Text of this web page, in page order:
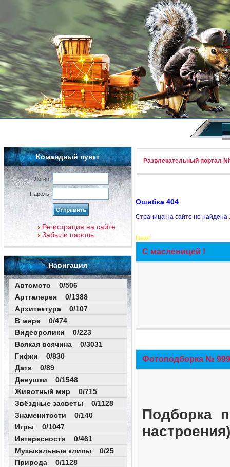
Командный пункт
Логин:
Пароль:
Регистрация на сайте
Забыли пароль
Навигация
Автомото 0/506
Артгалерея 0/1388
Архитектура 0/107
В мире 0/474
Видеоролики 0/223
Всякая всячина 0/3031
Гифки 0/830
Дата 0/89
Девушки 0/1548
Животный мир 0/715
Звёздные засветы 0/1128
Знаменитости 0/140
Игры 0/1047
Интересности 0/461
Музыкальные клипы 0/25
Природа 0/1128
Развлекательный портал
Ошибка 404
Страница на сайте не
New!
С масленицей !
Фотоподборка №
Подборка